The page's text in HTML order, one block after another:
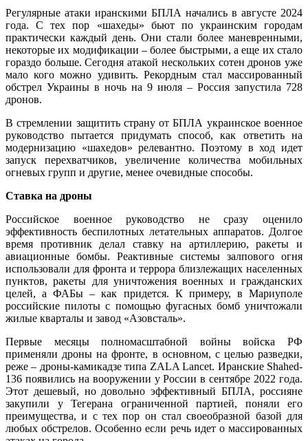
Регулярные атаки иранскими БПЛА начались в августе 2024
года. С тех пор «шахеды» бьют по украинским городам
практически каждый день. Они стали более маневренными,
некоторые их модификации – более быстрыми, а еще их стало
гораздо больше. Сегодня атакой нескольких сотен дронов уже
мало кого можно удивить. Рекордным стал массированный
обстрел Украины в ночь на 9 июля – Россия запустила 728
дронов.
В стремлении защитить страну от БПЛА украинское военное
руководство пытается придумать способ, как ответить на
модернизацию «шахедов» релевантно. Поэтому в ход идет
запуск перехватчиков, увеличение количества мобильных
огневых групп и другие, менее очевидные способы.
Ставка на дроны
Российское военное руководство не сразу оценило
эффективность беспилотных летательных аппаратов. Долгое
время противник делал ставку на артиллерию, ракеты и
авиационные бомбы. Реактивные системы залпового огня
использовали для фронта и террора близлежащих населенных
пунктов, ракеты для уничтожения военных и гражданских
целей, а ФАБы – как придется. К примеру, в Мариуполе
российские пилоты с помощью фугасных бомб уничтожали
жилые кварталы и завод «Азовсталь».
Первые месяцы полномасштабной войны войска РФ
применяли дроны на фронте, в основном, с целью разведки,
реже – дроны-камикадзе типа ZALA Lancet. Иранские Shahed-
136 появились на вооружении у России в сентябре 2022 года.
Этот дешевый, но довольно эффективный БПЛА, россияне
закупили у Тегерана ограниченной партией, поняли его
преимущества, и с тех пор он стал своеобразной базой для
любых обстрелов. Особенно если речь идет о массированных